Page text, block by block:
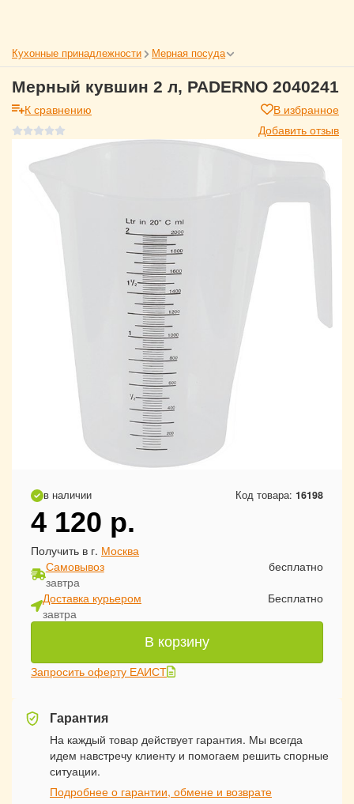
Кухонные принадлежности Мерная посуда
Мерный кувшин 2 л, PADERNO 2040241
К сравнению
В избранное
Добавить отзыв
в наличии Код товара: 16198
4 120 р.
Получить в г. Москва
Самовывоз
завтра
бесплатно
Доставка курьером
завтра
Бесплатно
В корзину
Запросить оферту ЕАИСТ
Гарантия
На каждый товар действует гарантия. Мы всегда
идем навстречу клиенту и помогаем решить спорные
ситуации.
Подробнее о гарантии, обмене и возврате